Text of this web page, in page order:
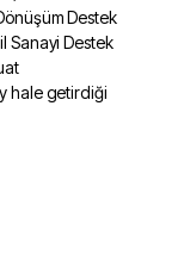
Destek
Sanayi Destek
hale getirdiği